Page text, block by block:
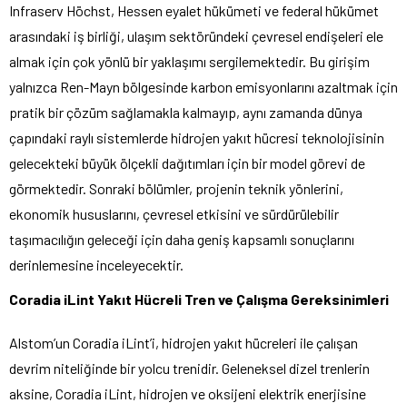
Infraserv Höchst, Hessen eyalet hükümeti ve federal hükümet
arasındaki iş birliği, ulaşım sektöründeki çevresel endişeleri ele
almak için çok yönlü bir yaklaşımı sergilemektedir. Bu girişim
yalnızca Ren-Mayn bölgesinde karbon emisyonlarını azaltmak için
pratik bir çözüm sağlamakla kalmayıp, aynı zamanda dünya
çapındaki raylı sistemlerde hidrojen yakıt hücresi teknolojisinin
gelecekteki büyük ölçekli dağıtımları için bir model görevi de
görmektedir. Sonraki bölümler, projenin teknik yönlerini,
ekonomik hususlarını, çevresel etkisini ve sürdürülebilir
taşımacılığın geleceği için daha geniş kapsamlı sonuçlarını
derinlemesine inceleyecektir.
Coradia iLint Yakıt Hücreli Tren ve Çalışma Gereksinimleri
Alstom’un Coradia iLint’i, hidrojen yakıt hücreleri ile çalışan
devrim niteliğinde bir yolcu trenidir. Geleneksel dizel trenlerin
aksine, Coradia iLint, hidrojen ve oksijeni elektrik enerjisine